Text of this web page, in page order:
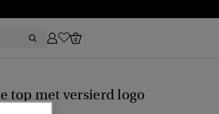
0
top met versierd logo